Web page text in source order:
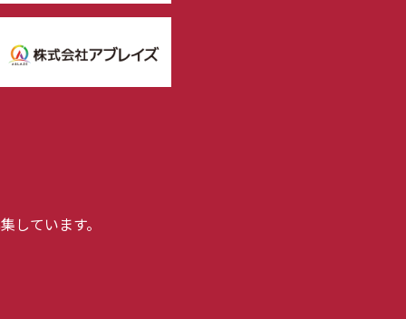
しています。